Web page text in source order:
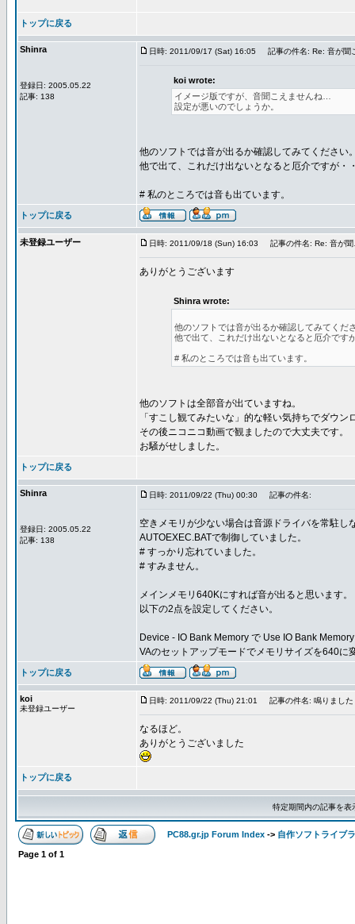
トップに戻る
Shinra
登録日: 2005.05.22
記事: 138
日時: 2011/09/17 (Sat) 16:05 記事の件名: Re: 音が聞
koi wrote:
イメージ版ですが、音聞こえませんね…
設定が悪いのでしょうか。
他のソフトでは音が出るか確認してみてください
他で出て、これだけ出ないとなると厄介ですが・
# 私のところでは音も出ています。
トップに戻る
未登録ユーザー 日時: 2011/09/18 (Sun) 16:03 記事の件名: Re: 音が
ありがとうございます
Shinra wrote:
他のソフトでは音が出るか確認してみてくだ
他で出て、これだけ出ないとなると厄介です
# 私のところでは音も出ています。
他のソフトは全部音が出ていますね。
「すこし観てみたいな」的な軽い気持ちでダウン
その後ニコニコ動画で観ましたので大丈夫です。
お騒がせしました。
トップに戻る
Shinra
登録日: 2005.05.22
記事: 138
日時: 2011/09/22 (Thu) 00:30 記事の件名:
空きメモリが少ない場合は音源ドライバを常駐し
AUTOEXEC.BATで制御していました。
# すっかり忘れていました。
# すみません。
メインメモリ640Kにすれば音が出ると思います。
以下の2点を設定してください。
Device - IO Bank Memory で Use IO Bank
VAのセットアップモードでメモリサイズを640に
トップに戻る
koi
未登録ユーザー
日時: 2011/09/22 (Thu) 21:01 記事の件名: 鳴りました
なるほど。
ありがとうございました
トップに戻る
特定期間内の記事を
PC88.gr.jp Forum Index -> 自作ソフトライブ
Page 1 of 1